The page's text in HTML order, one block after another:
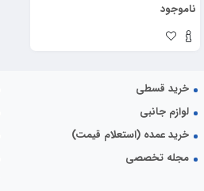
ناموجود
خرید قسطی
لوازم جانبی
خرید عمده (استعلام قیمت)
مجله تخصصی